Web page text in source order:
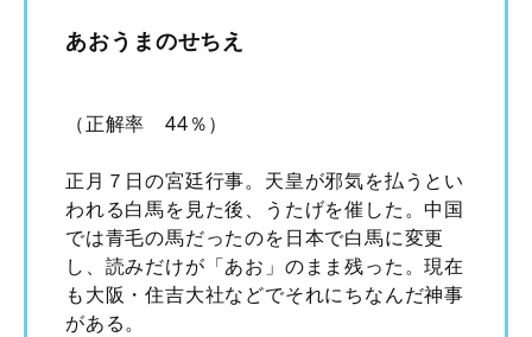
あおうまのせちえ
（正解率 44％）
正月７日の宮廷行事。天皇が邪気を払うとい
われる白馬を見た後、うたげを催した。中国
では青毛の馬だったのを日本で白馬に変更
し、読みだけが「あお」のまま残った。現在
も大阪・住吉大社などでそれにちなんだ神事
がある。